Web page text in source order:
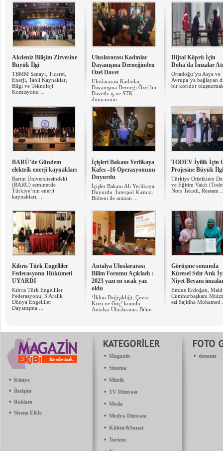
Akdeniz Bilişim Zirvesine
Büyük İlgi
TBMM Sanayi, Ticaret,
Enerji, Tabii Kaynaklar,
Bilgi ve Teknoloji
Komisyonu ...
Uluslararası Kadınlar
Dayanışma Derneğinden
Özel Davet
Uluslararası Kadınlar
Dayanışma Derneği Özel bir
Davetle iş ve STK
dünyasının ...
Dijtal Köprü İçin
Doha'da İmzalar
Ortadoğu’yu Asya ve
Avrupa’ya bağlayan
bir koridor
BARÜ’de Gündem
elektrik enerji kaynakları
Bartın Üniversitesindeki
(BARÜ) seminerde
Türkiye’nin enerji
kaynakları, ...
İçişleri Bakanı Yerlikaya
Kafes -16 Operasyonunu
Duyurdu
İçişler Bakanı Ali Yerlikaya
Duyurdu :İnterpol Kırmızı
Bülteni ile aranan ...
TODEV İyilik İçin
Projesine Büyük İlgi
Türkiye Otistiklere
ve Eğitim Vakfı
Nors Tekstil, Ressam
Kıbrıs Türk Engelliler
Federasyonu Hükümeti
UYARDI
Kıbrıs Türk Engelliler
Federasyonu, 3 Aralık
Dünya Engelliler
Dayanışma ...
Antalya Uluslararası
Bilim Forumu Açıkladı :
2023 yazı en sıcak yaz
oldu
‘İklim Değişikliği, Çevre
Krizi ve Göç’ konulu
Antalya Uluslararası Bilim
Görüşme sonunda
Küresel Sıfır Atık
Niyet Beyanı
Emine Erdoğan,
Cumhurbaşkanı
eşi Sajidha Mohamed
• Künye
• İletişim
• Reklam
• Sitene EKle
• Magazin
• Sinema
• Müzik
• TV Dünyası
• Moda
• Medya Dünyası
• Kültür&Sanat
• Turizm
• deneme